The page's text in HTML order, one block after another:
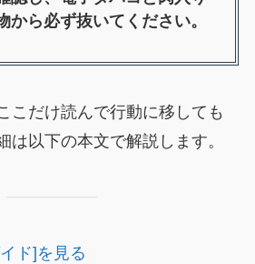
から必ず抜いてください。
こだけ読んで行動に移しても
は以下の本文で解説します。
ド]を見る